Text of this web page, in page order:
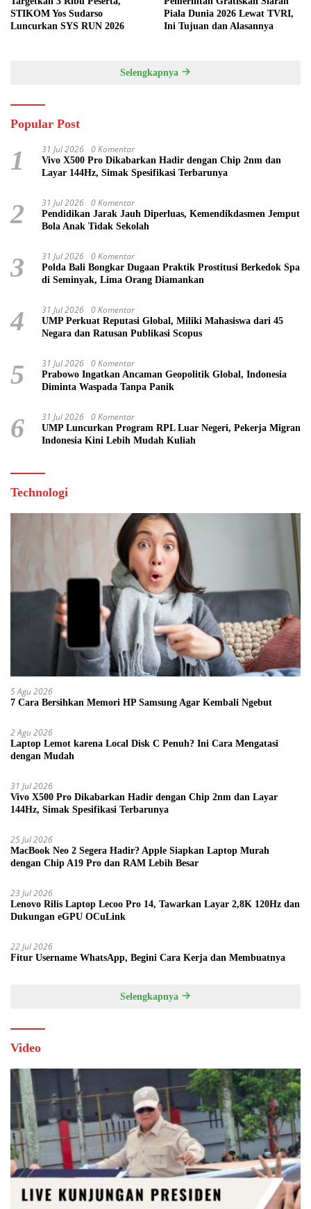
STIKOM Yos Sudarso
Luncurkan SYS RUN 2026
Piala Dunia 2026 Lewat TVRI,
Ini Tujuan dan Alasannya
Selengkapnya
Popular Post
1 31 Jul 2026 0 Komentar
Vivo X500 Pro Dikabarkan Hadir dengan Chip 2nm dan
Layar 144Hz, Simak Spesifikasi Terbarunya
2 31 Jul 2026 0 Komentar
Pendidikan Jarak Jauh Diperluas, Kemendikdasmen Jemput
Bola Anak Tidak Sekolah
3 31 Jul 2026 0 Komentar
Polda Bali Bongkar Dugaan Praktik Prostitusi Berkedok Spa
di Seminyak, Lima Orang Diamankan
4 31 Jul 2026 0 Komentar
UMP Perkuat Reputasi Global, Miliki Mahasiswa dari 45
Negara dan Ratusan Publikasi Scopus
5 31 Jul 2026 0 Komentar
Prabowo Ingatkan Ancaman Geopolitik Global, Indonesia
Diminta Waspada Tanpa Panik
6 31 Jul 2026 0 Komentar
UMP Luncurkan Program RPL Luar Negeri, Pekerja Migran
Indonesia Kini Lebih Mudah Kuliah
Technologi
5 Agu 2026
7 Cara Bersihkan Memori HP Samsung Agar Kembali Ngebut
2 Agu 2026
Laptop Lemot karena Local Disk C Penuh? Ini Cara Mengatasi
dengan Mudah
31 Jul 2026
Vivo X500 Pro Dikabarkan Hadir dengan Chip 2nm dan Layar
144Hz, Simak Spesifikasi Terbarunya
25 Jul 2026
MacBook Neo 2 Segera Hadir? Apple Siapkan Laptop Murah
dengan Chip A19 Pro dan RAM Lebih Besar
23 Jul 2026
Lenovo Rilis Laptop Lecoo Pro 14, Tawarkan Layar 2,8K 120Hz dan
Dukungan eGPU OCuLink
22 Jul 2026
Fitur Username WhatsApp, Begini Cara Kerja dan Membuatnya
Selengkapnya
Video